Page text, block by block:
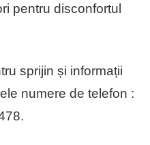
pentru disconfortul
sprijin și informații
numere de telefon :